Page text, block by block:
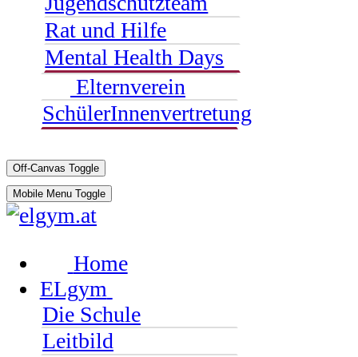
Rat und Hilfe
Mental Health Days
Elternverein
SchülerInnenvertretung
Off-Canvas Toggle
Mobile Menu Toggle
Home
ELgym
Die Schule
Leitbild